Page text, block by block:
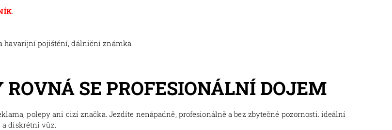
.
havarijní pojištění, dálniční známka.
SE PROFESIONÁLNÍ DOJEM
polepy ani cizí značka. Jezdíte nenápadně, profesionálně a bez zbytečné pozornosti. ideální
diskrétní vůz.